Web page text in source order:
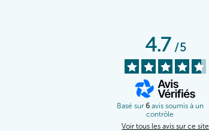
4.7/5
Basé sur 6 avis soumis à un
contrôle
Voir tous les avis sur ce site